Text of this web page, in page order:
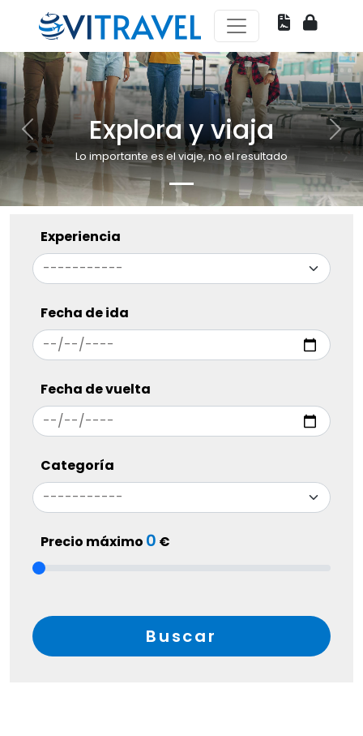
Explora y viaja
Lo importante es el viaje, no el resultado
Previous Next
Experiencia
Fecha de ida
Fecha de vuelta
Categoría
Precio máximo 0 €
Buscar